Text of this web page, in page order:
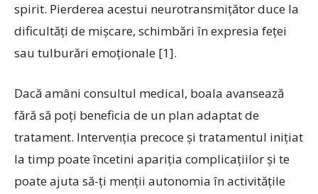
spirit. Pierderea acestui neurotransmițător duce la
dificultăți de mișcare, schimbări în expresia feței
sau tulburări emoționale [1].
Dacă amâni consultul medical, boala avansează
fără să poți beneficia de un plan adaptat de
tratament. Intervenția precoce și tratamentul inițiat
la timp poate încetini apariția complicațiilor și te
poate ajuta să-ți menții autonomia în activitățile